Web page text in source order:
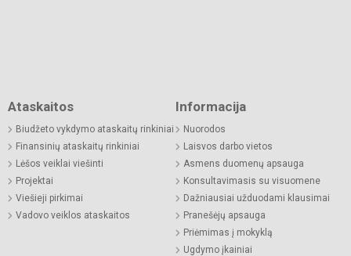
Ataskaitos
Biudžeto vykdymo ataskaitų rinkiniai
Finansinių ataskaitų rinkiniai
Lėšos veiklai viešinti
Projektai
Viešieji pirkimai
Vadovo veiklos ataskaitos
Informacija
Nuorodos
Laisvos darbo vietos
Asmens duomenų apsauga
Konsultavimasis su visuomene
Dažniausiai užduodami klausimai
Pranešėjų apsauga
Priėmimas į mokyklą
Ugdymo įkainiai